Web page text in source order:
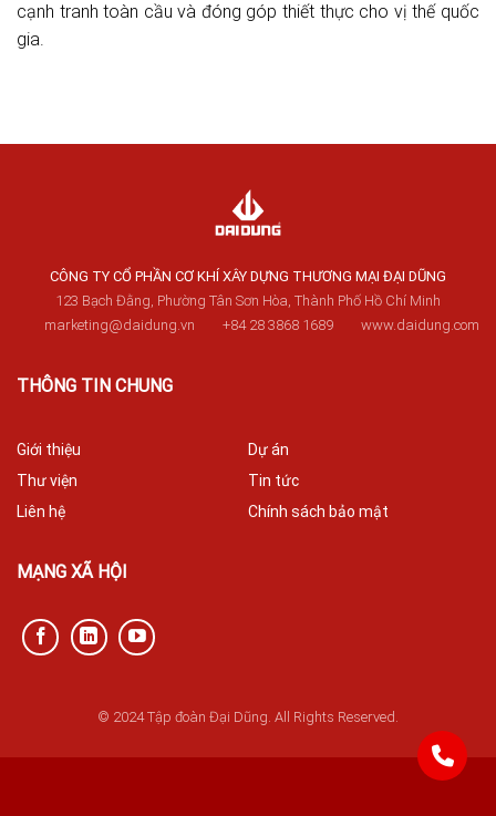
cạnh tranh toàn cầu và đóng góp thiết thực cho vị thế quốc
gia.
CÔNG TY CỔ PHẦN CƠ KHÍ XÂY DỰNG THƯƠNG MẠI ĐẠI DŨNG
123 Bạch Đằng, Phường Tân Sơn Hòa, Thành Phố Hồ Chí Minh
marketing@daidung.vn
+84 28 3868 1689 www.daidung.com
THÔNG TIN CHUNG
Giới thiệu
Dự án
Thư viện
Tin tức
Liên hệ
Chính sách bảo mật
MẠNG XÃ HỘI
© 2024 Tập đoàn Đại Dũng. All Rights Reserved.